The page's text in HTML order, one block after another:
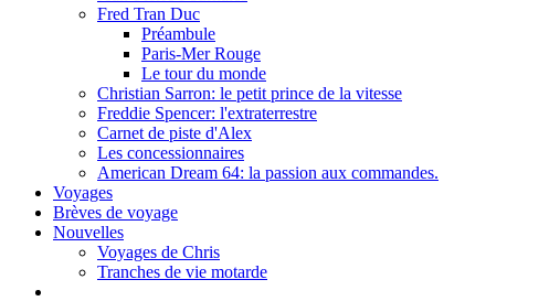
Fred Tran Duc
Préambule
Paris-Mer Rouge
Le tour du monde
Christian Sarron: le petit prince de la vitesse
Freddie Spencer: l'extraterrestre
Carnet de piste d'Alex
Les concessionnaires
American Dream 64: la passion aux commandes.
Voyages
Brèves de voyage
Nouvelles
Voyages de Chris
Tranches de vie motarde